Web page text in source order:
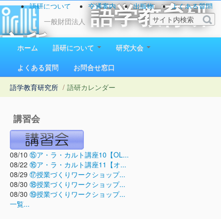
一般財団法人
語学教育研
究所
1923（大正12）年創立
語研について 交通案内 出版物
よくある質問
お問い合わせ
ホーム 語研について
研究大会
よくある質問
お問合せ窓口
語学教育研究所 / 語研カレンダー
講習会
08/10 ⑮ア・ラ・カルト講座10【OL...
08/22 ⑯ア・ラ・カルト講座11【オ...
08/29 ⑰授業づくりワークショップ...
08/30 ⑱授業づくりワークショップ...
08/30 ⑲授業づくりワークショップ...
一覧...